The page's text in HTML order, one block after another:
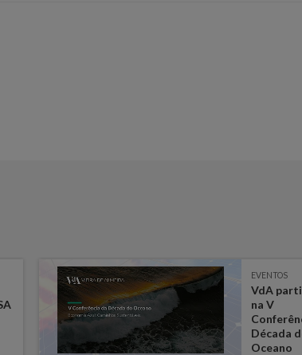
EVENTOS
VdA
na V
Década
Oceano